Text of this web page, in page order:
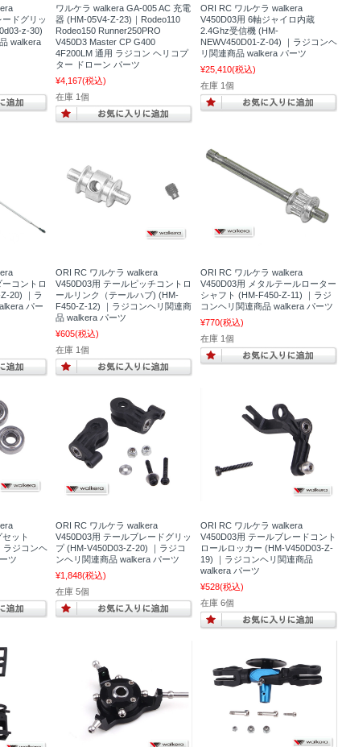
ドグリッ
z-30)
walkera
ワルケラ walkera GA-005 AC 充電
器 (HM-05V4-Z-23)｜Rodeo110
Rodeo150 Runner250PRO
V450D3 Master CP G400
4F200LM 通用 ラジコン ヘリコプ
ター ドローン パーツ
¥4,167(税込)
在庫 1個
ORI RC ワルケラ walkera
V450D03用 6軸ジャイロ内蔵
2.4Ghz受信機 (HM-
NEWV450D01-Z-04) ｜ラジコンヘ
リ関連商品 walkera パーツ
¥25,410(税込)
在庫 1個
コントロ
20) ｜ラ
パー
ORI RC ワルケラ walkera
V450D03用 テールピッチコントロ
ールリンク（テールハブ) (HM-
F450-Z-12) ｜ラジコンヘリ関連商
品 walkera パーツ
¥605(税込)
在庫 1個
ORI RC ワルケラ walkera
V450D03用 メタルテールローター
シャフト (HM-F450-Z-11) ｜ラジ
コンヘリ関連商品 walkera パーツ
¥770(税込)
在庫 1個
ット
ラジコンヘ
ツ
ORI RC ワルケラ walkera
V450D03用 テールブレードグリッ
プ (HM-V450D03-Z-20) ｜ラジコ
ンヘリ関連商品 walkera パーツ
¥1,848(税込)
在庫 5個
ORI RC ワルケラ walkera
V450D03用 テールブレードコント
ロールロッカー (HM-V450D03-Z-
19) ｜ラジコンヘリ関連商品
walkera パーツ
¥528(税込)
在庫 6個